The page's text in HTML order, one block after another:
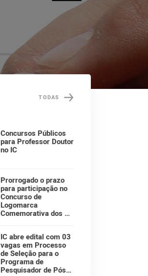
TODAS
Concursos Públicos
para Professor Doutor
no IC
Prorrogado o prazo
para participação no
Concurso de
Logomarca
Comemorativa dos 30
IC abre edital com 03
vagas em Processo
de Seleção para o
Programa de
Pesquisador de Pós-